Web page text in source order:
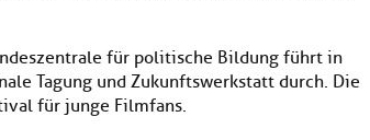
für politische Bildung führt in
Tagung und Zukunftswerkstatt durch. Die
für junge Filmfans.